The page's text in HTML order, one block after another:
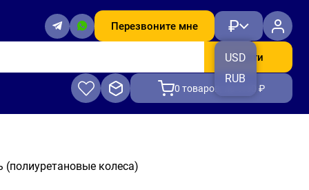
Перезвоните мне ₽
USD
RUB
Найти
0 товаров, на 0.00 ₽
колеса)